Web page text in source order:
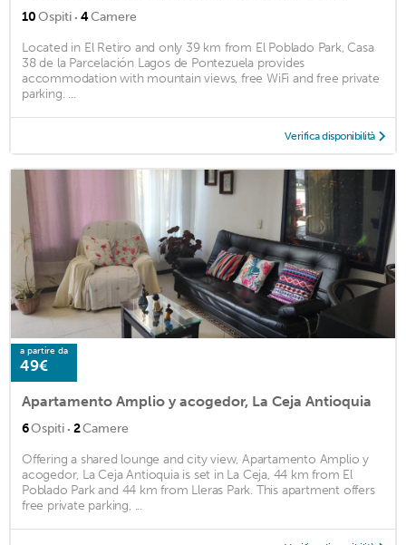
10Ospiti · 4Camere
Located in El Retiro and only 39 km from El Poblado Park, Casa
38 de la Parcelación Lagos de Pontezuela provides
accommodation with mountain views, free WiFi and free private
parking. ...
Verifica disponibilità
a partire da
49€
Apartamento Amplio y acogedor, La Ceja Antioquia
6Ospiti · 2Camere
Offering a shared lounge and city view, Apartamento Amplio y
acogedor, La Ceja Antioquia is set in La Ceja, 44 km from El
Poblado Park and 44 km from Lleras Park. This apartment offers
free private parking, ...